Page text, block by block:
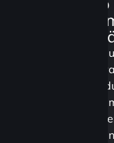
Ob
und